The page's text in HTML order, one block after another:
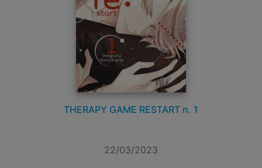
THERAPY GAME RESTART n. 1
22/03/2023